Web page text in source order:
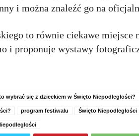
i można znaleźć go na
to równie ciekawe miejsce
i proponuje wystawy
wybrać się z dzieckiem w Święto Niepodległości?
program festiwalu Święto Niepodległości